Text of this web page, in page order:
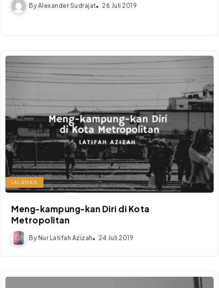
By Alexander Sudrajat 26 Juli 2019
JALANAN
Meng-kampung-kan Diri di Kota
Metropolitan
By Nur Latifah Azizah 24 Juli 2019